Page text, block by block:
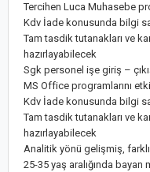
Tercihen Luca Muhasebe
Kdv İade konusunda bilgi
Tam tasdik tutanakları ve
hazırlayabilecek
Sgk personel işe giriş –
MS Office programlarını
Kdv İade konusunda bilgi
Tam tasdik tutanakları ve
hazırlayabilecek
Analitik yönü gelişmiş,
25-35 yaş aralığında bayan